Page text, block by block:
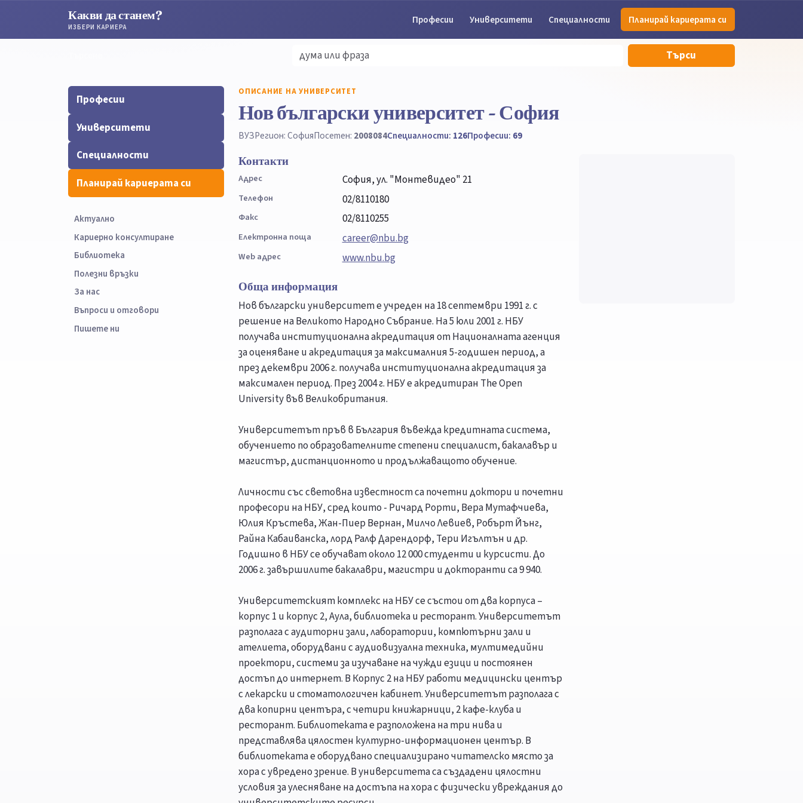
Какви да станем?
ИЗБЕРИ КАРИЕРА
Професии Университети Специалности Планирай кариерата си
Търси
Професии
Университети
Специалности
Планирай кариерата си
Актуално
Кариерно консултиране
Библиотека
Полезни връзки
За нас
Въпроси и отговори
Пишете ни
ОПИСАНИЕ НА УНИВЕРСИТЕТ
Нов български университет - София
ВУЗРегион: СофияПосетен: 2008084Специалности: 126Професии: 69
Контакти
Адрес София, ул. "Монтевидео" 21
Телефон 02/8110180
Факс 02/8110255
Електронна поща career@nbu.bg
Web адрес
www.nbu.bg
Обща информация
Нов български университет е учреден на 18 септември 1991 г. с
решение на Великото Народно Събрание. На 5 юли 2001 г. НБУ
получава институционална акредитация от Националната агенция
за оценяване и акредитация за максималния 5-годишен период, а
през декември 2006 г. получава институционална акредитация за
максимален период. През 2004 г. НБУ е акредитиран The Open
University във Великобритания.
Университетът пръв в България въвежда кредитната система,
обучението по образователните степени специалист, бакалавър и
магистър, дистанционното и продължаващото обучение.
Личности със световна известност са почетни доктори и почетни
професори на НБУ, сред които - Ричард Рорти, Вера Мутафчиева,
Юлия Кръстева, Жан-Пиер Вернан, Милчо Левиев, Робърт Йънг,
Райна Кабаиванска, лорд Ралф Дарендорф, Тери Игълтън и др.
Годишно в НБУ се обучават около 12 000 студенти и курсисти. До
2006 г. завършилите бакалаври, магистри и докторанти са 9 940.
Университетският комплекс на НБУ се състои от два корпуса –
корпус 1 и корпус 2, Аула, библиотека и ресторант. Университетът
разполага с аудиторни зали, лаборатории, компютърни зали и
ателиета, оборудвани с аудиовизуална техника, мултимедийни
проектори, системи за изучаване на чужди езици и постоянен
достъп до интернет. В Корпус 2 на НБУ работи медицински център
с лекарски и стоматологичен кабинет. Университетът разполага с
два копирни центъра, с четири книжарници, 2 кафе-клуба и
ресторант. Библиотеката е разположена на три нива и
представлява цялостен културно-информационен център. В
библиотеката е оборудвано специализирано читателско място за
хора с увредено зрение. В университета са създадени цялостни
условия за улесняване на достъпа на хора с физически увреждания до